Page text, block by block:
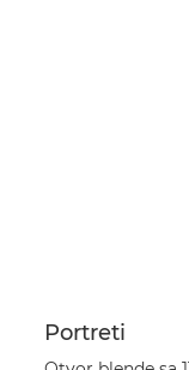
Portreti